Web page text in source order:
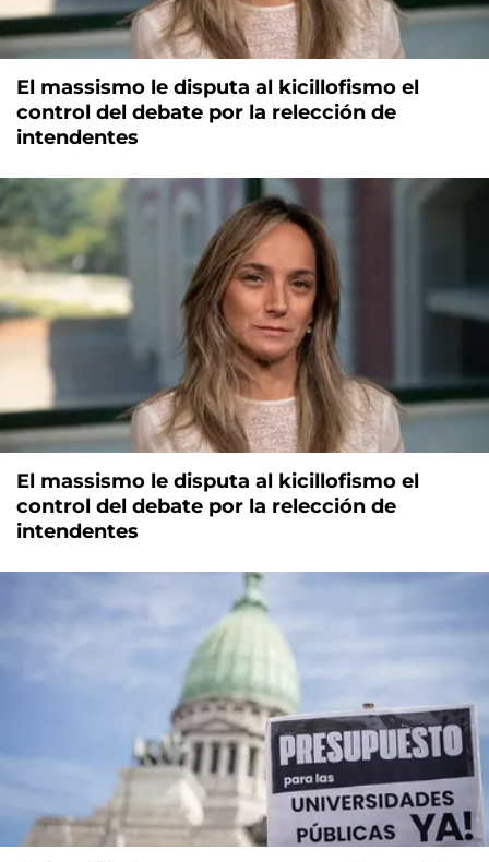
El massismo le disputa al kicillofismo el
control del debate por la relección de
intendentes
El massismo le disputa al kicillofismo el
control del debate por la relección de
intendentes